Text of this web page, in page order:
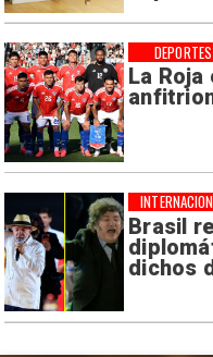
La
DEPORTES
Brasil
dichos